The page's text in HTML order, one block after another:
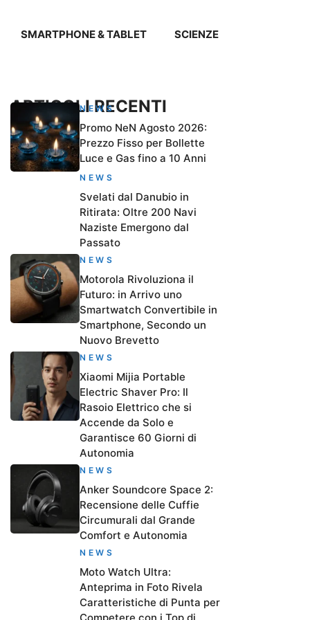
SMARTPHONE & TABLET SCIENZE
ARTICOLI RECENTI
NEWS
Promo NeN Agosto 2026:
Prezzo Fisso per Bollette
Luce e Gas fino a 10 Anni
NEWS
Svelati dal Danubio in
Ritirata: Oltre 200 Navi
Naziste Emergono dal
Passato
NEWS
Motorola Rivoluziona il
Futuro: in Arrivo uno
Smartwatch Convertibile in
Smartphone, Secondo un
Nuovo Brevetto
NEWS
Xiaomi Mijia Portable
Electric Shaver Pro: Il
Rasoio Elettrico che si
Accende da Solo e
Garantisce 60 Giorni di
Autonomia
NEWS
Anker Soundcore Space 2:
Recensione delle Cuffie
Circumurali dal Grande
Comfort e Autonomia
NEWS
Moto Watch Ultra:
Anteprima in Foto Rivela
Caratteristiche di Punta per